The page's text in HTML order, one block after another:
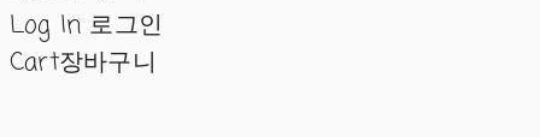
Log In 로그인
Cart장바구니